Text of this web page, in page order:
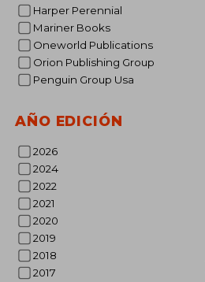
Harper Perennial
Mariner Books
Oneworld Publications
Orion Publishing Group
Penguin Group Usa
AÑO EDICIÓN
2026
2024
2022
2021
2020
2019
2018
2017